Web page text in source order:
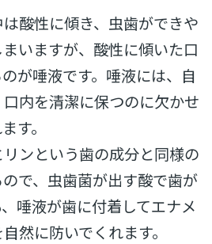
酸性に傾き、虫歯ができや
いますが、酸性に傾いた口
が唾液です。唾液には、自
内を清潔に保つのに欠かせ
す。
ンという歯の成分と同様の
で、虫歯菌が出す酸で歯が
唾液が歯に付着してエナメ
然に防いでくれます。